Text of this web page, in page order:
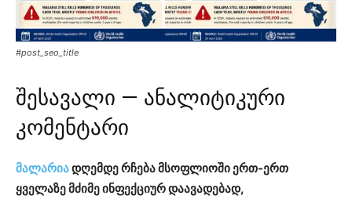
#post_seo_title
შესავალი — ანალიტიკური
კომენტარი
მალარიადღემდე რჩება მსოფლიოში ერთ-ერთ
ყველაზე მძიმე ინფექციურ დაავადებად,